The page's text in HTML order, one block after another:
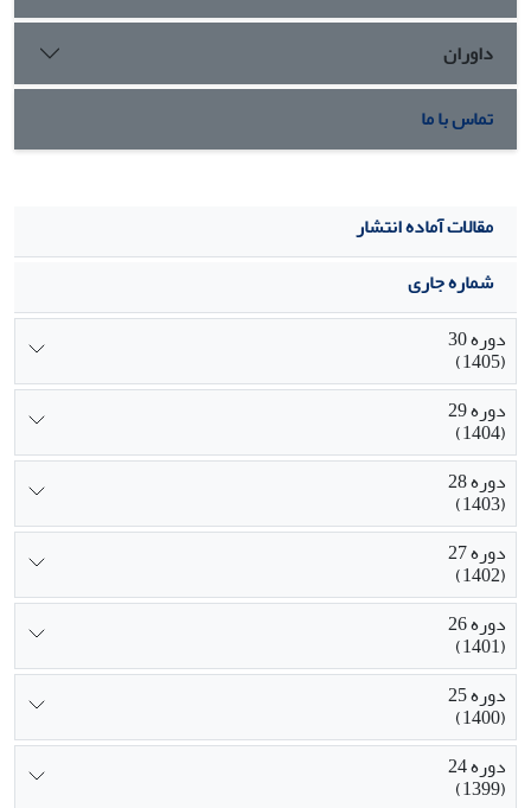
داوران
تماس با ما
مقالات آماده انتشار
شماره جاری
دوره 30
(1405)
دوره 29
(1404)
دوره 28
(1403)
دوره 27
(1402)
دوره 26
(1401)
دوره 25
(1400)
دوره 24
(1399)